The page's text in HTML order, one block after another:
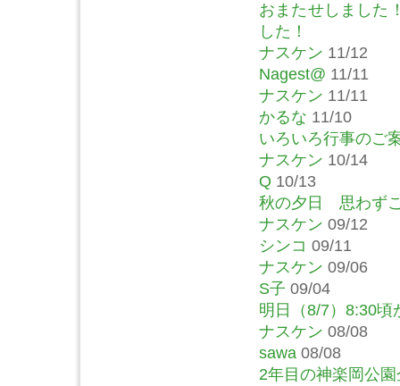
おまたせしました
した！
ナスケン 11/12
Nagest@ 11/11
ナスケン 11/11
かるな 11/10
いろいろ行事のご
ナスケン 10/14
Q 10/13
秋の夕日 思わず
ナスケン 09/12
シンコ 09/11
ナスケン 09/06
S子 09/04
明日（8/7）8:30頃
ナスケン 08/08
sawa 08/08
2年目の神楽岡公